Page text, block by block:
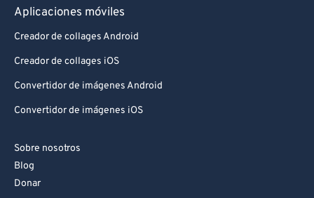
Aplicaciones móviles
Creador de collages Android
Creador de collages iOS
Convertidor de imágenes Android
Convertidor de imágenes iOS
Sobre nosotros
Blog
Donar